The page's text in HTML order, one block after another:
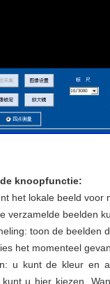
knoopfunctie:
het lokale beeld
verzamelde beelden
toon de beelden
het momenteel
u kunt de kleur en
u hier kiezen.